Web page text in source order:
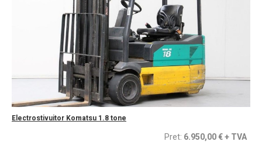
Electrostivuitor Komatsu 1.8 tone
Pret: 6.950,00 €+ TVA